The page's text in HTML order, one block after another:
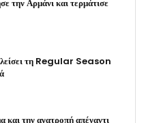
την Αρμάνι και τερμάτισε
τη Regular Season
την ανατροπή απέναντι